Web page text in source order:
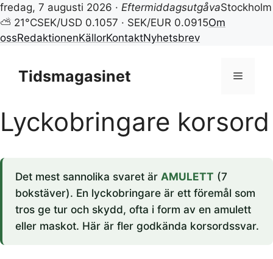
fredag, 7 augusti 2026 · EftermiddagsutgåvaStockholm
⛅ 21°CSEK/USD 0.1057 · SEK/EUR 0.0915Om
ossRedaktionenKällorKontaktNyhetsbrev
innehållTidsmagasinet Meny
Lyckobringare korsord
Det mest sannolika svaret är AMULETT (7
bokstäver). En lyckobringare är ett föremål som
tros ge tur och skydd, ofta i form av en amulett
eller maskot. Här är fler godkända korsordssvar.